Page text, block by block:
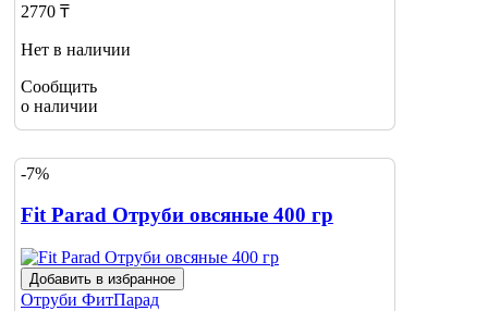
2770 ₸
Нет в наличии
Сообщить
о наличии
-7%
Fit Parad Отруби овсяные 400 гр
Добавить в избранное
Отруби ФитПарад